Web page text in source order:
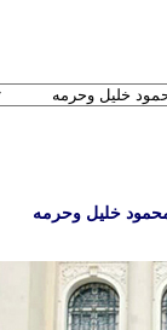
محمود خليل وحرمه